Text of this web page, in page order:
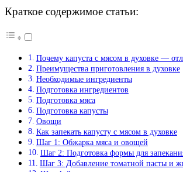
Краткое содержимое статьи:
Почему капуста с мясом в духовке —
Преимущества приготовления в духовке
Необходимые ингредиенты
Подготовка ингредиентов
Подготовка мяса
Подготовка капусты
Овощи
Как запекать капусту с мясом в духовке
Шаг 1: Обжарка мяса и овощей
Шаг 2: Подготовка формы для
Шаг 3: Добавление томатной пасты и